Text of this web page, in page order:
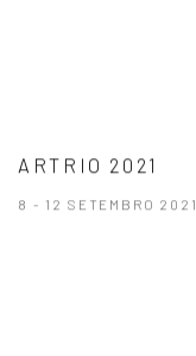
ARTRIO 2021
8 - 12 SETEMBRO 2021